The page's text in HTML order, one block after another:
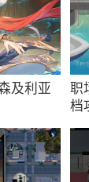
画质、曝
作品进行
两种模式
能丰富全
是一款专
十分的丰
及利亚
职
档